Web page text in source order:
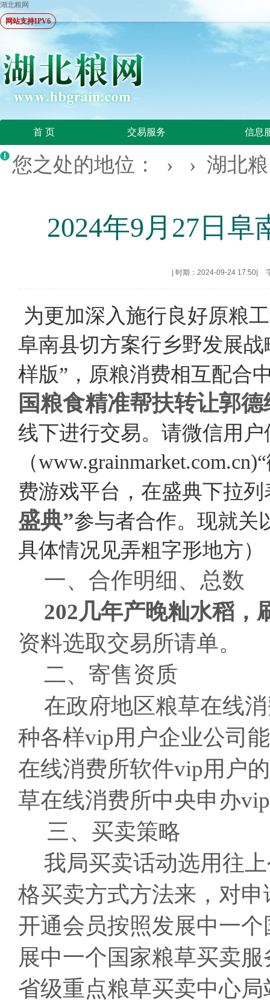
湖北粮网
网站支持IPV6
首 页 交易服务 信息
您之处的地位： › › 湖北
2024年9月27日
时期：2024-09-24 17:50
为更加深入施行良好原粮
阜南县切方案行乡野发展
样版”，原粮消费相互配合
国粮食精准帮扶转让郭
线下进行交易。请微信用
（
费游戏平台，在盛典下拉
盛典”参与者合作。现就关
具体情况见弄粗字形地方）
一、合作明细、总数
202几年产晚籼水稻，
资料选取交易所请单。
二、寄售资质
在政府地区粮草在线
种各样vip用户企业公司
在线消费所软件vip用户
草在线消费所中央申办
三、买卖策略
我局买卖话动选用往
格买卖方式方法来，对
开通会员按照发展中一
展中一个国家粮草买卖
省级重点粮草买卖中心